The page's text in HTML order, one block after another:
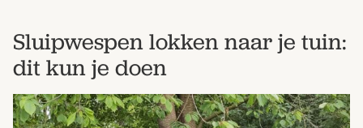
Sluipwespen lokken naar je tuin:
dit kun je doen